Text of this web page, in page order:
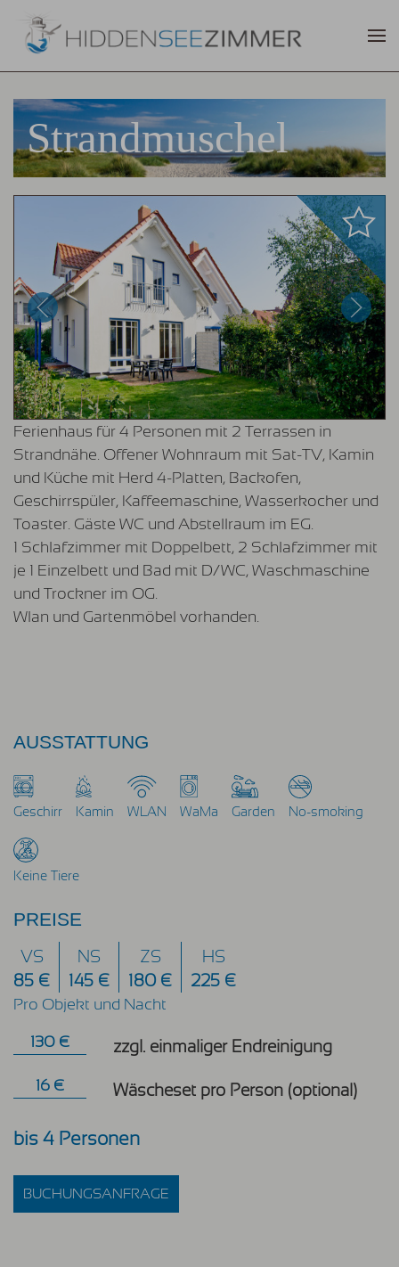
Strandmuschel
Ferienhaus für 4 Personen mit 2 Terrassen in
Strandnähe. Offener Wohnraum mit Sat-TV, Kamin
und Küche mit Herd 4-Platten, Backofen,
Geschirrspüler, Kaffeemaschine, Wasserkocher und
Toaster. Gäste WC und Abstellraum im EG.
1 Schlafzimmer mit Doppelbett, 2 Schlafzimmer mit
je 1 Einzelbett und Bad mit D/WC, Waschmaschine
und Trockner im OG.
Wlan und Gartenmöbel vorhanden.
AUSSTATTUNG
Geschirr Kamin WLAN WaMa Garden No-smoking
Keine Tiere
PREISE
VS
85 €
NS
145 €
ZS
180 €
HS
225 €
Pro Objekt und Nacht
130 € zzgl. einmaliger Endreinigung
16 € Wäscheset pro Person (optional)
bis 4 Personen
BUCHUNGSANFRAGE